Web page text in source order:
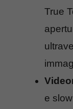
True
e